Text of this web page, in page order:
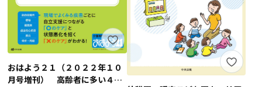
おはよう２１（２０２２年１０
月号増刊） 高齢者に多い４０